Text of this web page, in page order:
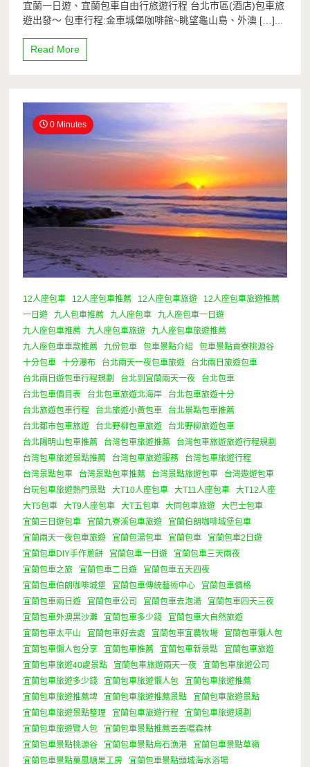
宜蘭一日遊、宜蘭包車自由行旅遊行程 台北市區(酒店)包車旅
遊出發～ 包車行程:金車城堡咖啡館~眺望龜山島、外澳 […]...
Read More
0 Minutes
12人座包車 12人座包車推薦 12人座包車旅遊
12人座包車旅遊推薦
一日遊
九人包車推薦 九人座包車
九人座包車一日遊
九人座包車推薦
九人座包車旅遊
九人座包車旅遊推薦
九人座包車車款推薦
九份包車 包車景點介紹
包車景點貢寮桃源谷
十分包車
十分瀑布 台北兩天一夜包車旅遊
台北兩日旅遊包車
台北兩日遊包車行程規劃
台北到宜蘭兩天一夜
台北包車
台北包車價目表
台北包車旅遊北海岸
台北包車旅遊十分
台北旅遊包車行程
台北旅遊小黃包車
台北景點包車推薦
台北都市包車旅遊
台北野柳包車旅遊
台北野柳旅遊包車
台北陽明山包車推薦
台灣包車旅遊推薦
台灣包車旅遊旅遊行程規劃
台灣包車旅遊景點推薦
台灣包車旅遊服務
台灣包車旅遊行程
台灣景點包車
台灣景點包車推薦 台灣景點旅遊包車
台灣遨遊包車
台玩包車旅遊熱門景點
大T10人座包車 大T11人座包車
大T12人座
大T5包車
大T9人座包車 大T五包車 大同包車旅遊
大巴士包車
宜蘭三日遊包車
宜蘭九寮溪包車旅遊
宜蘭伯朗咖啡城堡包車
宜蘭兩天一夜包車旅遊
宜蘭包湯包車 宜蘭包車
宜蘭包車2日遊
宜蘭包車DIY手作蔥餅
宜蘭包車一日遊
宜蘭包車三天兩夜
宜蘭包車之旅
宜蘭包車二日遊
宜蘭包車五天四夜
宜蘭包車伯朗咖啡城堡
宜蘭包車傳統藝術中心
宜蘭包車價格
宜蘭包車兩日遊
宜蘭包車公司 宜蘭包車去泡湯
宜蘭包車四天三夜
宜蘭包車外澳黑沙灘
宜蘭包車多少錢
宜蘭包車大自然旅遊
宜蘭包車太平山
宜蘭包車好去處 宜蘭包車宜農牧場
宜蘭包車懶人包
宜蘭包車懶人包分享
宜蘭包車推薦 宜蘭包車新景點
宜蘭包車旅遊
宜蘭包車旅遊40處景點
宜蘭包車旅遊兩天一夜
宜蘭包車旅遊公司
宜蘭包車旅遊多少錢
宜蘭包車旅遊懶人包
宜蘭包車旅遊推薦
宜蘭包車旅遊推薦埤
宜蘭包車旅遊推薦景點
宜蘭包車旅遊景點
宜蘭包車旅遊景點整理
宜蘭包車旅遊行程
宜蘭包車旅遊規劃
宜蘭包車旅遊覽人包
宜蘭包車景點推薦丟丟噹森林
宜蘭包車景點桃源谷
宜蘭包車景點烏石漁港
宜蘭包車景點草嶺
宜蘭包車景點菓風糖果工房
宜蘭包車景點頭城海水浴場